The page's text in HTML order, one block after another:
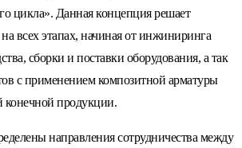
цикла». Данная концепция решает
всех этапах, начиная от инжиниринга
сборки и поставки оборудования, а так
с применением композитной арматуры
конечной продукции.
направления сотрудничества между